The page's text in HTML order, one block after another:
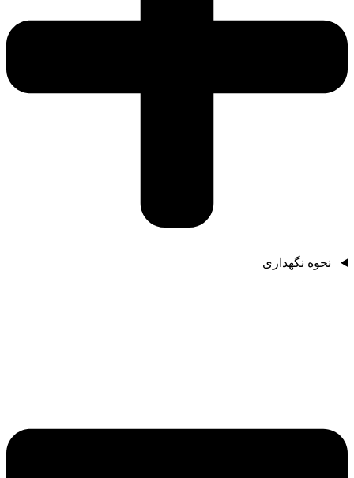
نحوه نگهداری